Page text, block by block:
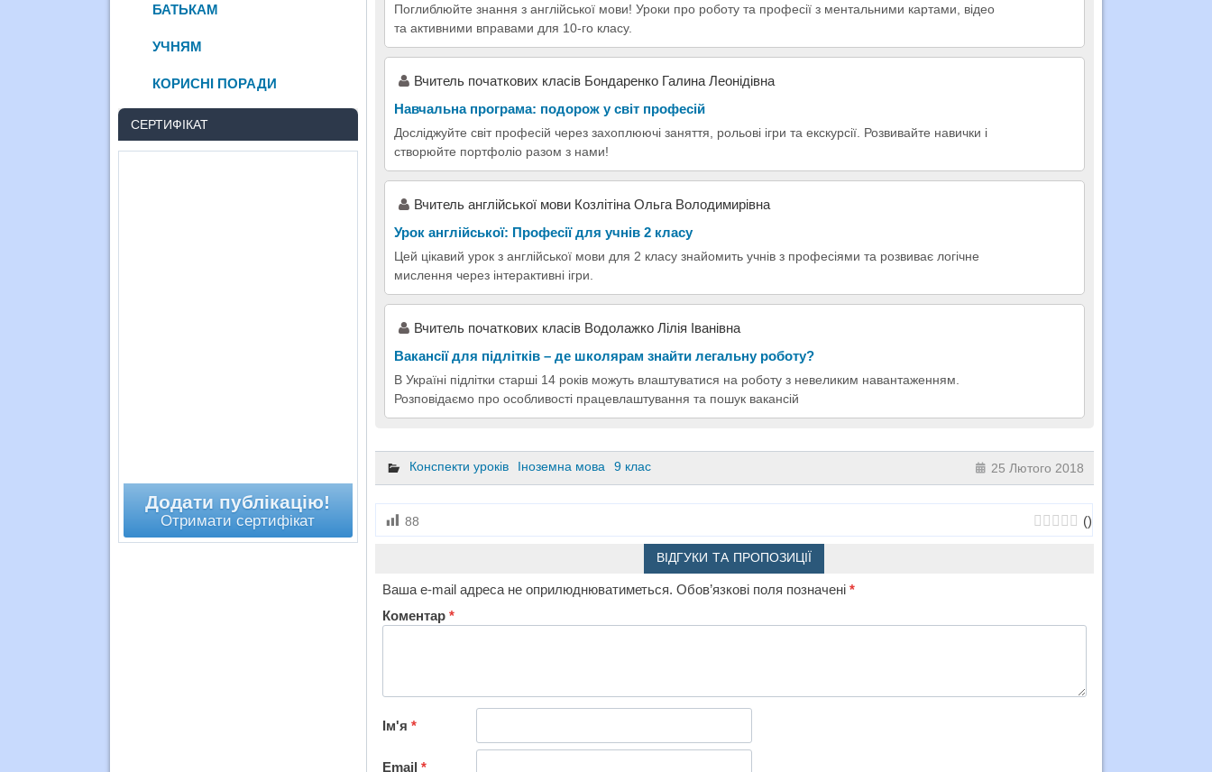
Поглиблюйте знання з англійської мови! Уроки про роботу та професії з ментальними картами, відео
та активними вправами для 10-го класу.
Вчитель початкових класів Бондаренко Галина Леонідівна
Навчальна програма: подорож у світ професій
Досліджуйте світ професій через захоплюючі заняття, рольові ігри та екскурсії. Розвивайте навички і
створюйте портфоліо разом з нами!
Вчитель англійської мови Козлітіна Ольга Володимирівна
Урок англійської: Професії для учнів 2 класу
Цей цікавий урок з англійської мови для 2 класу знайомить учнів з професіями та розвиває логічне
мислення через інтерактивні ігри.
Вчитель початкових класів Водолажко Лілія Іванівна
Вакансії для підлітків – де школярам знайти легальну роботу?
В Україні підлітки старші 14 років можуть влаштуватися на роботу з невеликим навантаженням.
Розповідаємо про особливості працевлаштування та пошук вакансій
Конспекти уроків Іноземна мова 9 клас 25 Лютого 2018
88 ()
ВІДГУКИ ТА ПРОПОЗИЦІЇ
Ваша e-mail адреса не оприлюднюватиметься. Обов’язкові поля позначені *
Коментар *
Ім'я *
Email *
БАТЬКАМ
УЧНЯМ
КОРИСНІ ПОРАДИ
СЕРТИФІКАТ
Додати публікацію!
Отримати сертифікат